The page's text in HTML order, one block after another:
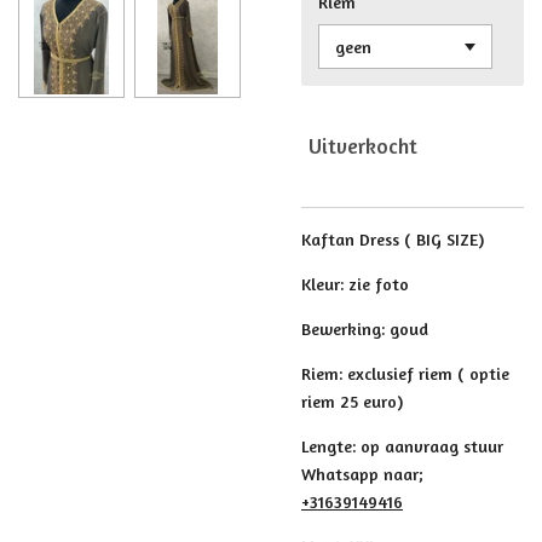
Uitverkocht
Kaftan Dress ( BIG SIZE)
Kleur: zie foto
Bewerking: goud
Riem: exclusief riem ( optie
riem 25 euro)
Lengte: op aanvraag stuur
Whatsapp naar;
+31639149416